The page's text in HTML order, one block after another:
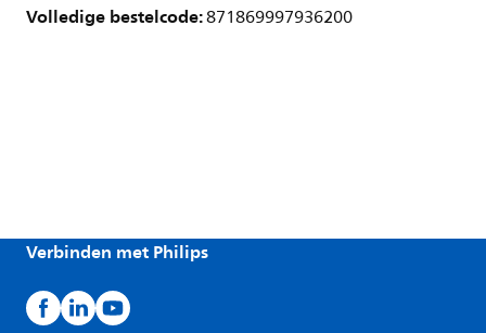
Volledige bestelcode:871869997936200
Verbinden met Philips